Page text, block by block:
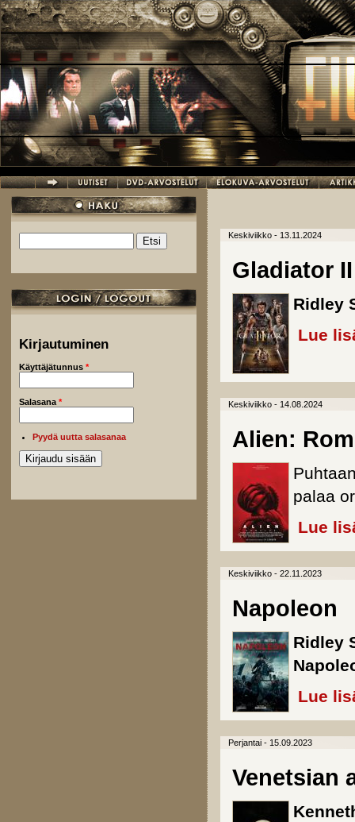
Hyppää pääsisältöön
Hakulomake
Kirjautuminen
Käyttäjätunnus *
Salasana *
Pyydä uutta salasanaa
Keskiviikko - 13.11.2024
Gladiator II
Ridley
Lue
Keskiviikko - 14.08.2024
Alien:
palaa
Lue
Keskiviikko - 22.11.2023
Napoleon
Ridley
Lue
Perjantai - 15.09.2023
Venetsian